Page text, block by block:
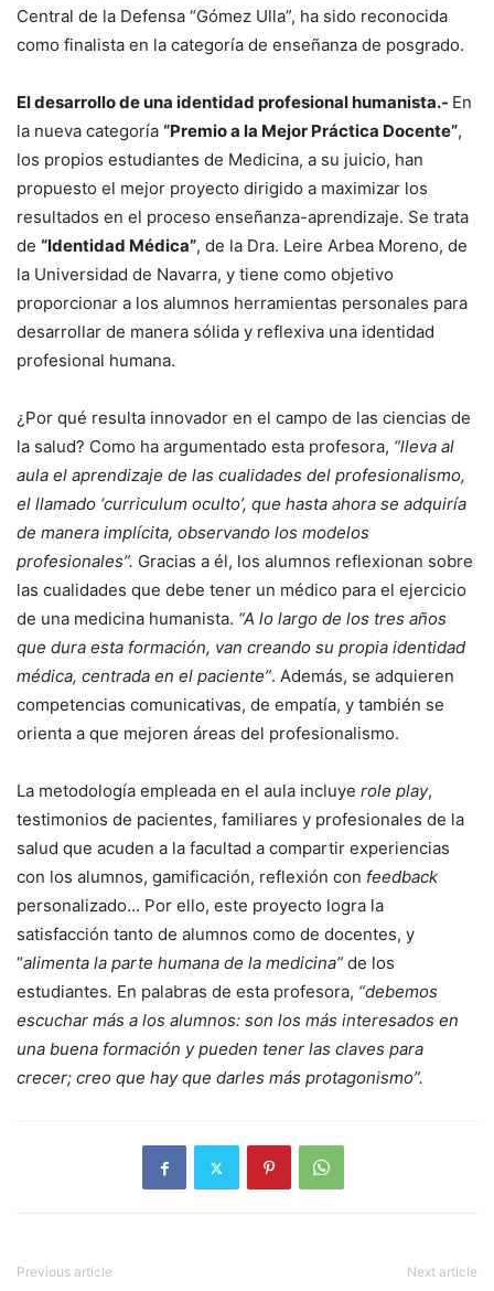
Central de la Defensa “Gómez Ulla”, ha sido reconocida
como finalista en la categoría de enseñanza de posgrado.
El desarrollo de una identidad profesional humanista.- En
la nueva categoría “Premio a la Mejor Práctica Docente”,
los propios estudiantes de Medicina, a su juicio, han
propuesto el mejor proyecto dirigido a maximizar los
resultados en el proceso enseñanza-aprendizaje. Se trata
de “Identidad Médica”, de la Dra. Leire Arbea Moreno, de
la Universidad de Navarra, y tiene como objetivo
proporcionar a los alumnos herramientas personales para
desarrollar de manera sólida y reflexiva una identidad
profesional humana.
¿Por qué resulta innovador en el campo de las ciencias de
la salud? Como ha argumentado esta profesora, “lleva al
aula el aprendizaje de las cualidades del profesionalismo,
el llamado ‘curriculum oculto’, que hasta ahora se adquiría
de manera implícita, observando los modelos
profesionales”. Gracias a él, los alumnos reflexionan sobre
las cualidades que debe tener un médico para el ejercicio
de una medicina humanista. “A lo largo de los tres años
que dura esta formación, van creando su propia identidad
médica, centrada en el paciente”. Además, se adquieren
competencias comunicativas, de empatía, y también se
orienta a que mejoren áreas del profesionalismo.
La metodología empleada en el aula incluye role play,
testimonios de pacientes, familiares y profesionales de la
salud que acuden a la facultad a compartir experiencias
con los alumnos, gamificación, reflexión con feedback
personalizado… Por ello, este proyecto logra la
satisfacción tanto de alumnos como de docentes, y
“alimenta la parte humana de la medicina” de los
estudiantes. En palabras de esta profesora, “debemos
escuchar más a los alumnos: son los más interesados en
una buena formación y pueden tener las claves para
crecer; creo que hay que darles más protagonismo”.
Previous article Next article